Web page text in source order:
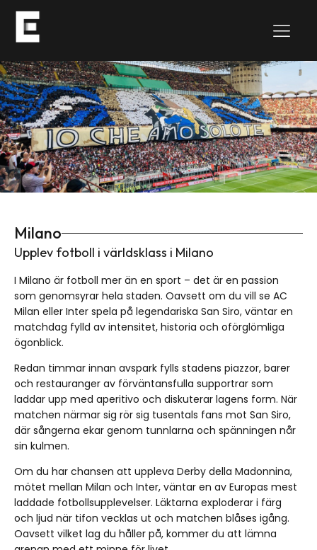
Milano
Upplev fotboll i världsklass i Milano
I Milano är fotboll mer än en sport – det är en passion
som genomsyrar hela staden. Oavsett om du vill se AC
Milan eller Inter spela på legendariska San Siro, väntar en
matchdag fylld av intensitet, historia och oförglömliga
ögonblick.
Redan timmar innan avspark fylls stadens piazzor, barer
och restauranger av förväntansfulla supportrar som
laddar upp med aperitivo och diskuterar lagens form. När
matchen närmar sig rör sig tusentals fans mot San Siro,
där sångerna ekar genom tunnlarna och spänningen når
sin kulmen.
Om du har chansen att uppleva Derby della Madonnina,
mötet mellan Milan och Inter, väntar en av Europas mest
laddade fotbollsupplevelser. Läktarna exploderar i färg
och ljud när tifon vecklas ut och matchen blåses igång.
Oavsett vilket lag du håller på, kommer du att lämna